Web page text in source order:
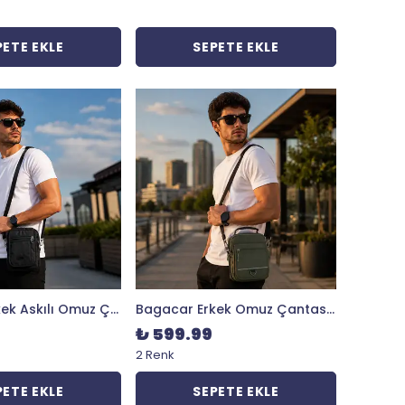
EKLE SEPETE EKLE
Bagacar Erkek Askılı Omuz Çantası Çok Gözlü Günlük Kullanım Çantası
EKLE
Bagacar Erkek Omuz Çantası Çok Bölmeli Suya Dayanıklı Günlük Kullanım Askılı El Çantası
₺ 599.99
2 Renk
SEPETE EKLE